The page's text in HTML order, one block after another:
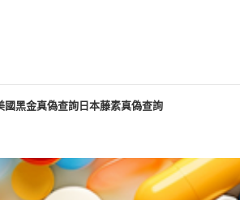
國黑金真偽查詢日本藤素真偽查詢